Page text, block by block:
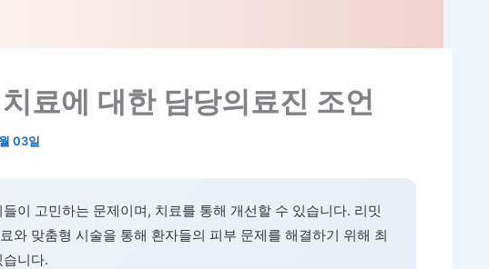
료에 대한 담당의료진 조언
03일
이 고민하는 문제이며, 치료를 통해 개선할 수 있습니다. 리밋
와 맞춤형 시술을 통해 환자들의 피부 문제를 해결하기 위해 최
니다.